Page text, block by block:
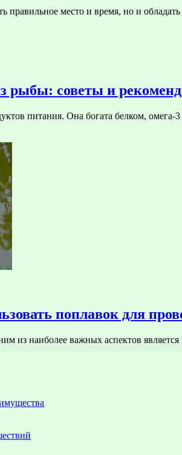
правильное место и время, но и
рыбы: советы и
питания. Она богата белком,
поплавок для
из наиболее важных аспектов